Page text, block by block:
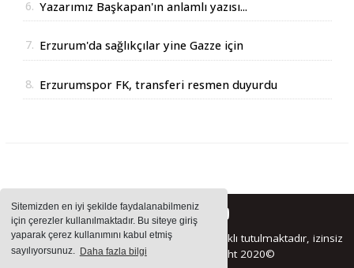
Sitemizden en iyi şekilde faydalanabilmeniz
için çerezler kullanılmaktadır. Bu siteye giriş
yaparak çerez kullanımını kabul etmiş
sayılıyorsunuz. Daha fazla bilgi
6. Yazarımız Başkapan'ın anlamlı yazısı...
7. Erzurum'da sağlıkçılar yine Gazze için
8. Erzurumspor FK, transferi resmen duyurdu
Sitemizde bulunan içeriklerin tüm hakları saklı tutulmaktadır, izinsiz
içerikler kullanılamaz. Copyright 2020©